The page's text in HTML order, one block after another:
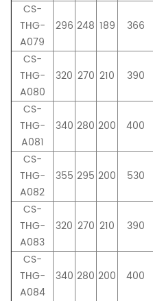
CS-
THG-
A079
296 248 189 366
CS-
THG-
A080
320 270 210 390
CS-
THG-
A081
340 280 200 400
CS-
THG-
A082
355 295 200 530
CS-
THG-
A083
320 270 210 390
CS-
THG-
A084
340 280 200 400